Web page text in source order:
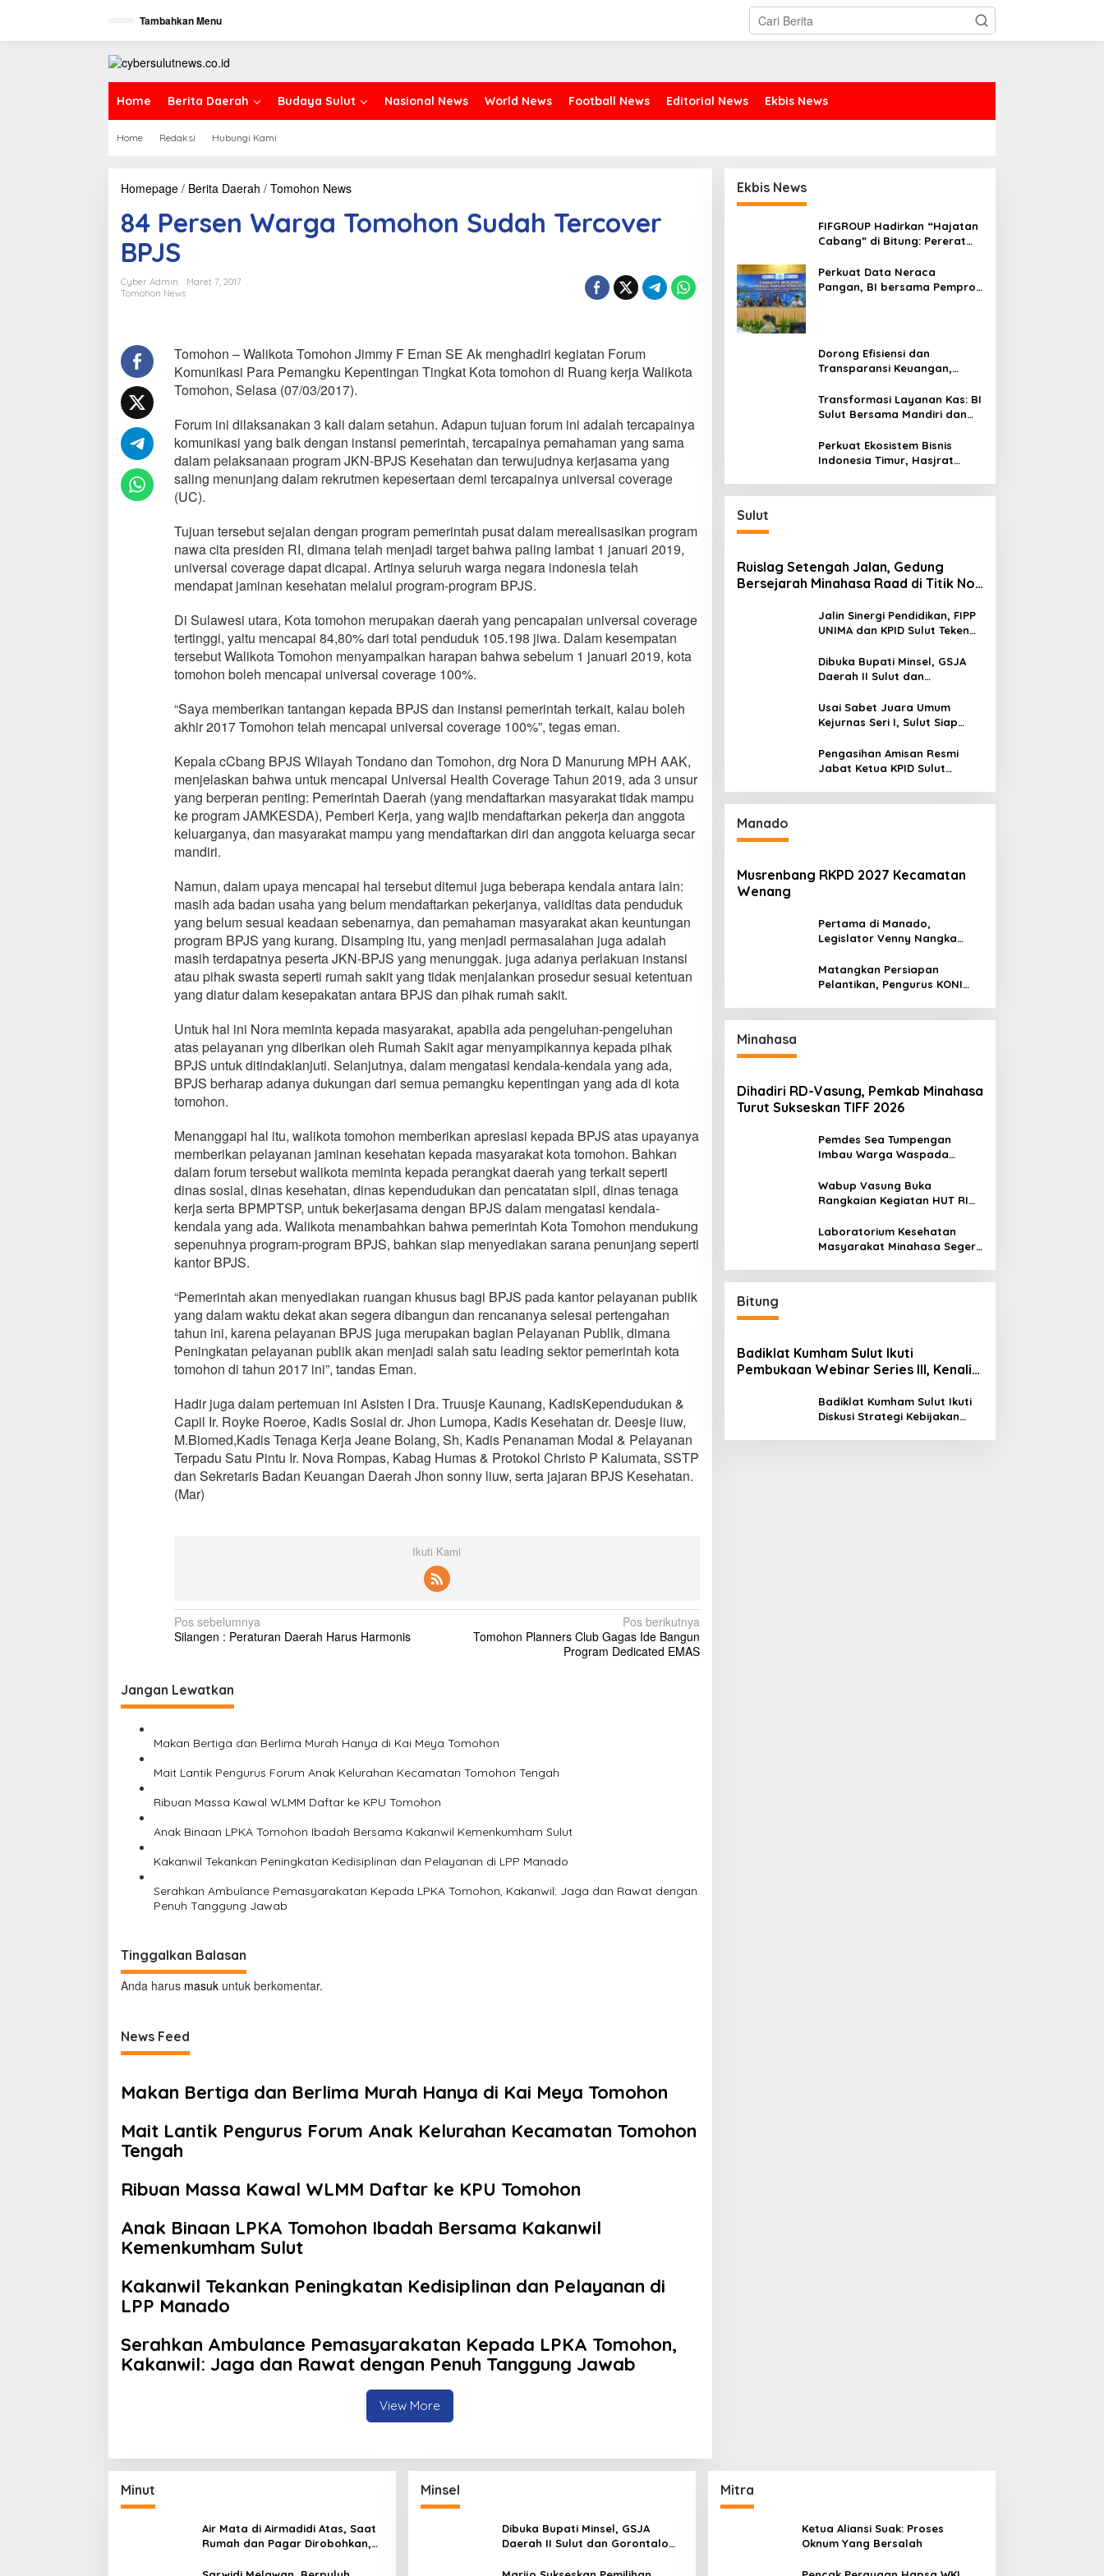
w
Tambahkan Menu
Home Berita Daerah Budaya Sulut Nasional News World News Football News Editorial News Ekbis News
Home Redaksi Hubungi Kami
Homepage / Berita Daerah / Tomohon News
P
e
a
T
o
o
h
o
n
S
a
h
T
e
r
o
v
e
r
B
J
S
84 Persen Warga Tomohon Sudah Tercover
BPJS
Cyber Admin
Maret 7, 2017
Tomohon News
Tomohon – Walikota Tomohon Jimmy F Eman SE Ak menghadiri kegiatan Forum
Komunikasi Para Pemangku Kepentingan Tingkat Kota tomohon di Ruang kerja Walikota
Tomohon, Selasa (07/03/2017).
Forum ini dilaksanakan 3 kali dalam setahun. Adapun tujuan forum ini adalah tercapainya
komunikasi yang baik dengan instansi pemerintah, tercapainya pemahaman yang sama
dalam pelaksanaan program JKN-BPJS Kesehatan dan terwujudnya kerjasama yang
saling menunjang dalam rekrutmen kepesertaan demi tercapainya universal coverage
(UC).
Tujuan tersebut sejalan dengan program pemerintah pusat dalam merealisasikan program
nawa cita presiden RI, dimana telah menjadi target bahwa paling lambat 1 januari 2019,
universal coverage dapat dicapai. Artinya seluruh warga negara indonesia telah
mendapat jaminan kesehatan melalui program-program BPJS.
Di Sulawesi utara, Kota tomohon merupakan daerah yang pencapaian universal coverage
tertinggi, yaitu mencapai 84,80% dari total penduduk 105.198 jiwa. Dalam kesempatan
tersebut Walikota Tomohon menyampaikan harapan bahwa sebelum 1 januari 2019, kota
tomohon boleh mencapai universal coverage 100%.
“Saya memberikan tantangan kepada BPJS dan instansi pemerintah terkait, kalau boleh
akhir 2017 Tomohon telah mencapai universal coverage 100%”, tegas eman.
Kepala cCbang BPJS Wilayah Tondano dan Tomohon, drg Nora D Manurung MPH AAK,
menjelaskan bahwa untuk mencapai Universal Health Coverage Tahun 2019, ada 3 unsur
yang berperan penting: Pemerintah Daerah (yang mendaftarkan masyarakat tidak mampu
ke program JAMKESDA), Pemberi Kerja, yang wajib mendaftarkan pekerja dan anggota
keluarganya, dan masyarakat mampu yang mendaftarkan diri dan anggota keluarga secar
mandiri.
Namun, dalam upaya mencapai hal tersebut ditemui juga beberapa kendala antara lain:
masih ada badan usaha yang belum mendaftarkan pekerjanya, validitas data penduduk
yang belum sesuai keadaan sebenarnya, dan pemahaman masyarakat akan keuntungan
program BPJS yang kurang. Disamping itu, yang menjadi permasalahan juga adalah
masih terdapatnya peserta JKN-BPJS yang menunggak. juga adanya perlakuan instansi
atau pihak swasta seperti rumah sakit yang tidak menjalankan prosedur sesuai ketentuan
yang diatur dalam kesepakatan antara BPJS dan pihak rumah sakit.
Untuk hal ini Nora meminta kepada masyarakat, apabila ada pengeluhan-pengeluhan
atas pelayanan yng diberikan oleh Rumah Sakit agar menyampikannya kepada pihak
BPJS untuk ditindaklanjuti. Selanjutnya, dalam mengatasi kendala-kendala yang ada,
BPJS berharap adanya dukungan dari semua pemangku kepentingan yang ada di kota
tomohon.
Menanggapi hal itu, walikota tomohon memberikan apresiasi kepada BPJS atas upayanya
memberikan pelayanan jaminan kesehatan kepada masyarakat kota tomohon. Bahkan
dalam forum tersebut walikota meminta kepada perangkat daerah yang terkait seperti
dinas sosial, dinas kesehatan, dinas kependudukan dan pencatatan sipil, dinas tenaga
kerja serta BPMPTSP, untuk bekerjasama dengan BPJS dalam mengatasi kendala-
kendala yang ada. Walikota menambahkan bahwa pemerintah Kota Tomohon mendukung
sepenuhnya program-program BPJS, bahkan siap menyediakan sarana penunjang seperti
kantor BPJS.
“Pemerintah akan menyediakan ruangan khusus bagi BPJS pada kantor pelayanan publik
yang dalam waktu dekat akan segera dibangun dan rencananya selesai pertengahan
tahun ini, karena pelayanan BPJS juga merupakan bagian Pelayanan Publik, dimana
Peningkatan pelayanan publik akan menjadi salah satu leading sektor pemerintah kota
tomohon di tahun 2017 ini”, tandas Eman.
Hadir juga dalam pertemuan ini Asisten I Dra. Truusje Kaunang, KadisKependudukan &
Capil Ir. Royke Roeroe, Kadis Sosial dr. Jhon Lumopa, Kadis Kesehatan dr. Deesje liuw,
M.Biomed,Kadis Tenaga Kerja Jeane Bolang, Sh, Kadis Penanaman Modal & Pelayanan
Terpadu Satu Pintu Ir. Nova Rompas, Kabag Humas & Protokol Christo P Kalumata, SSTP
dan Sekretaris Badan Keuangan Daerah Jhon sonny liuw, serta jajaran BPJS Kesehatan.
(Mar)
Ikuti Kami
N
a
i
g
a
s
p
o
s
Pos sebelumnya
Silangen : Peraturan Daerah Harus Harmonis
Pos berikutnya
Tomohon Planners Club Gagas Ide Bangun
Program Dedicated EMAS
Jangan Lewatkan
Makan Bertiga dan Berlima Murah Hanya di Kai Meya Tomohon
Mait Lantik Pengurus Forum Anak Kelurahan Kecamatan Tomohon Tengah
Ribuan Massa Kawal WLMM Daftar ke KPU Tomohon
Anak Binaan LPKA Tomohon Ibadah Bersama Kakanwil Kemenkumham Sulut
Kakanwil Tekankan Peningkatan Kedisiplinan dan Pelayanan di LPP Manado
Serahkan Ambulance Pemasyarakatan Kepada LPKA Tomohon, Kakanwil: Jaga dan Rawat dengan
Penuh Tanggung Jawab
Tinggalkan Balasan
Anda harus masuk untuk berkomentar.
News Feed
Makan Bertiga dan Berlima Murah Hanya di Kai Meya Tomohon
Mait Lantik Pengurus Forum Anak Kelurahan Kecamatan Tomohon
Tengah
Ribuan Massa Kawal WLMM Daftar ke KPU Tomohon
Anak Binaan LPKA Tomohon Ibadah Bersama Kakanwil
Kemenkumham Sulut
Kakanwil Tekankan Peningkatan Kedisiplinan dan Pelayanan di
LPP Manado
Serahkan Ambulance Pemasyarakatan Kepada LPKA Tomohon,
Kakanwil: Jaga dan Rawat dengan Penuh Tanggung Jawab
View More
Ekbis News
FIFGROUP Hadirkan “Hajatan
Cabang” di Bitung: Pererat
Lokal & Tawarkan Beragam
Promo Khusus
Perkuat Data Neraca
Pangan, BI bersama Pemprov
Dorong Efisiensi dan
Transparansi Keuangan,
Digitalisasi Transaksi
Bersama BI Sulut
Transformasi Layanan Kas: BI
Sulut Bersama Mandiri dan
Kas Mitra Utama, Jangkau
Wilayah Kepulauan
Perkuat Ekosistem Bisnis
Indonesia Timur, Hasjrat
Sulut
Ruislag Setengah Jalan, Gedung
Bersejarah Minahasa Raad di Titik Nol
Jalin Sinergi Pendidikan, FIPP
UNIMA dan KPID Sulut Teken
Antusias Serap Materi Literasi
Penyiaran
Dibuka Bupati Minsel, GSJA
Daerah II Sulut dan
Rakerda di Amurang
Usai Sabet Juara Umum
Kejurnas Seri I, Sulut Siap
Seri II Piala Presiden di
Tompaso
Pengasihan Amisan Resmi
Jabat Ketua KPID Sulut
Manado
Musrenbang RKPD 2027 Kecamatan
Wenang
Pertama di Manado,
Legislator Venny Nangka
Titiwungen Utara
Matangkan Persiapan
Pelantikan, Pengurus KONI
Minahasa
Dihadiri RD-Vasung, Pemkab Minahasa
Turut Sukseskan TIFF 2026
Pemdes Sea Tumpengan
Imbau Warga Waspada
Wabup Vasung Buka
Rangkaian Kegiatan HUT RI
Raya
Laboratorium Kesehatan
Masyarakat Minahasa Segera
Bitung
Badiklat Kumham Sulut Ikuti
Pembukaan Webinar Series III, Kenali
Badiklat Kumham Sulut Ikuti
Diskusi Strategi Kebijakan
Minut
Air Mata di Airmadidi Atas, Saat
Rumah dan Pagar Dirobohkan,
Minsel
Dibuka Bupati Minsel, GSJA
Daerah II Sulut dan Gorontalo
Amurang
Mitra
Ketua Aliansi Suak: Proses
Oknum Yang Bersalah